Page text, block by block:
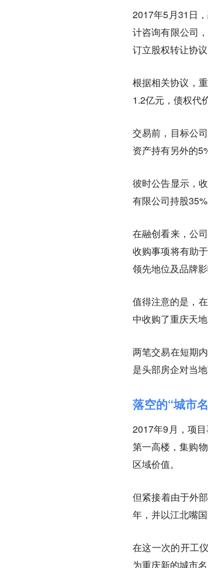
2017年5月31日
计咨询有限公司
订立股权转让协
根据相关协议，
1.2亿元，债权代
交易前，目标公
资产持有另外的
彼时公告显示，
有限公司持股
在融创看来，公
收购事项将有助
领先地位及品牌影
值得注意的是，
中收购了重庆天地
两笔交易在短期
是头部房企对当
落空的“城市
2017年9月，项
第一高楼，集购
区域价值。
但紧接着由于外
年，并以江北嘴
在这一次的开工
为重庆新的城市